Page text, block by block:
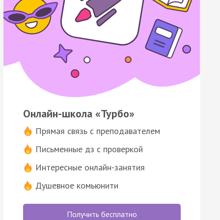
Онлайн-школа «Турбо»
Прямая связь с преподавателем
Письменные дз с проверкой
Интересные онлайн-занятия
Душевное комьюнити
Получить бесплатно